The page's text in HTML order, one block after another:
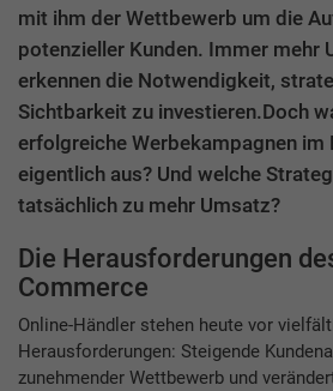
mit ihm der Wettbewerb um die
potenzieller Kunden. Immer mehr
erkennen die Notwendigkeit,
Sichtbarkeit zu investieren.Doch
erfolgreiche Werbekampagnen im
eigentlich aus? Und welche
tatsächlich zu mehr Umsatz?
Die Herausforderungen
Commerce
Online-Händler stehen heute vor
Herausforderungen: Steigende
zunehmender Wettbewerb und